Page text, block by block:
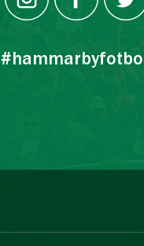
#hammarbyfotboll